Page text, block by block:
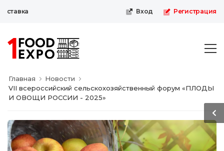
Вход Регистрация
Главная
Новости
VII всероссийский сельскохозяйственный форум «ПЛОДЫ
И ОВОЩИ РОССИИ - 2025»